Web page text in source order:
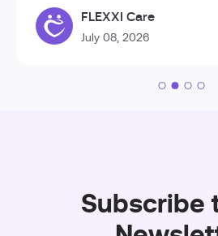
kombiniert, kann deutlich mehr
Pflegealltag erhalten und die
zusammenwirken und wie Sie die
EntlastungsbetragDer
Pflegebedürftigen ab Pflegegrad 1
131 Euro pro Monat.Das Geld kann
FLEXXI Care
July 08, 2026
Subscribe